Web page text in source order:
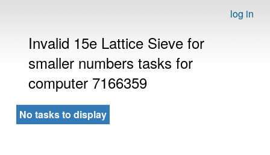
log in
Invalid 15e Lattice Sieve for
smaller numbers tasks for
computer 7166359
No tasks to display